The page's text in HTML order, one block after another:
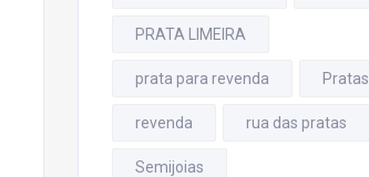
PRATA LIMEIRA
prata para revenda Pratas
revenda rua das pratas
Semijoias